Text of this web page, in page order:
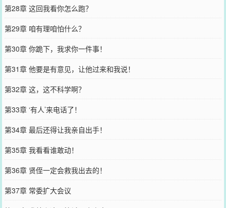
第28章 这回我看你怎么跑？
第29章 咱有理咱怕什么？
第30章 你跪下，我求你一件事！
第31章 他要是有意见，让他过来和我说！
第32章 这，这不科学啊？
第33章 ‘有人’来电话了！
第34章 最后还得让我亲自出手！
第35章 我看看谁敢动！
第36章 贤侄一定会救我出去的！
第37章 常委扩大会议